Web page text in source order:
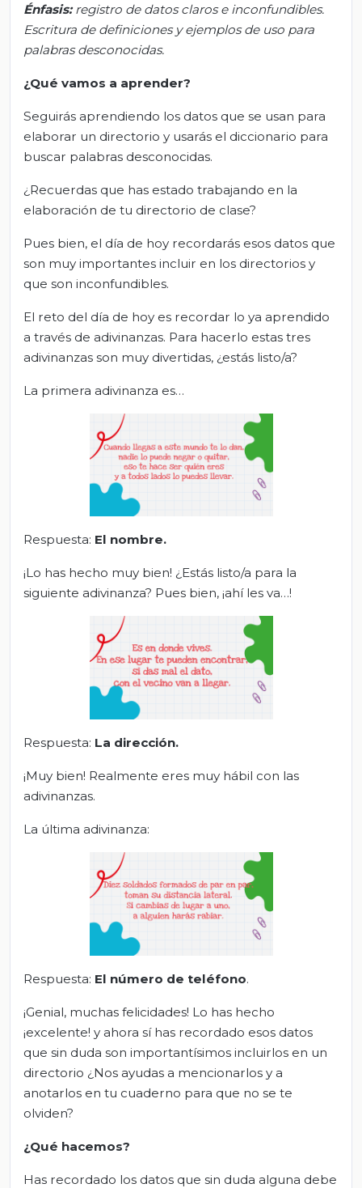
Énfasis: registro de datos claros e inconfundibles.
Escritura de definiciones y ejemplos de uso para
palabras desconocidas.
¿Qué vamos a aprender?
Seguirás aprendiendo los datos que se usan para
elaborar un directorio y usarás el diccionario para
buscar palabras desconocidas.
¿Recuerdas que has estado trabajando en la
elaboración de tu directorio de clase?
Pues bien, el día de hoy recordarás esos datos que
son muy importantes incluir en los directorios y
que son inconfundibles.
El reto del día de hoy es recordar lo ya aprendido
a través de adivinanzas. Para hacerlo estas tres
adivinanzas son muy divertidas, ¿estás listo/a?
La primera adivinanza es…
Respuesta: El nombre.
¡Lo has hecho muy bien! ¿Estás listo/a para la
siguiente adivinanza? Pues bien, ¡ahí les va…!
Respuesta: La dirección.
¡Muy bien! Realmente eres muy hábil con las
adivinanzas.
La última adivinanza:
Respuesta: El número de teléfono.
¡Genial, muchas felicidades! Lo has hecho
¡excelente! y ahora sí has recordado esos datos
que sin duda son importantísimos incluirlos en un
directorio ¿Nos ayudas a mencionarlos y a
anotarlos en tu cuaderno para que no se te
olviden?
¿Qué hacemos?
Has recordado los datos que sin duda alguna debe